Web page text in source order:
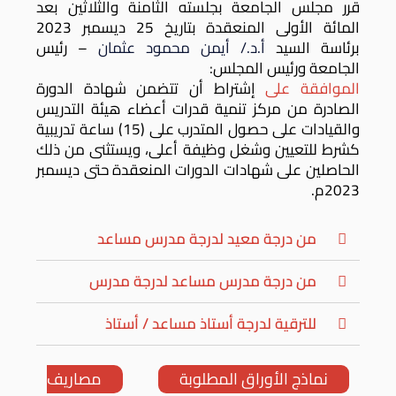
قرر مجلس الجامعة بجلسته الثامنة والثلاثين بعد
المائة الأولى المنعقدة بتاريخ 25 ديسمبر 2023
برئاسة السيد أ.د./ أيمن محمود عثمان– رئيس
الجامعة ورئيس المجلس:
الموافقة علىإشتراط أن تتضمن شهادة الدورة
الصادرة من مركز تنمية قدرات أعضاء هيئة التدريس
والقيادات على حصول المتدرب على (15) ساعة تدريبية
كشرط للتعيين وشغل وظيفة أعلى، ويستثنى من ذلك
الحاصلين على شهادات الدورات المنعقدة حتى ديسمبر
2023م.
من درجة معيد لدرجة مدرس مساعد
من درجة مدرس مساعد لدرجة مدرس
للترقية لدرجة أستاذ مساعد / أستاذ
نماذج الأوراق المطلوبة مصاريف